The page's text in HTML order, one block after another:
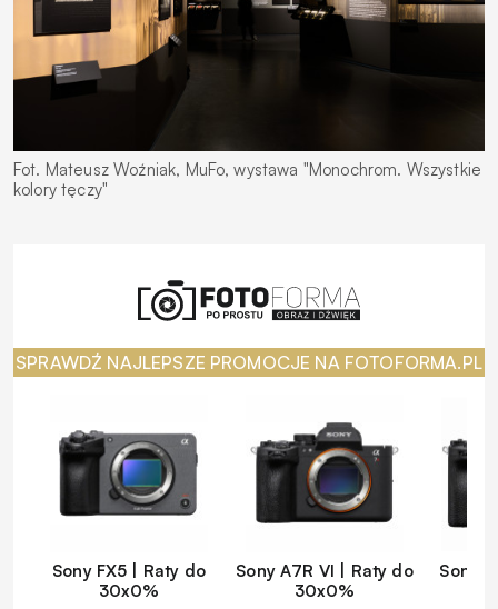
Fot. Mateusz Woźniak, MuFo, wystawa "Monochrom. Wszystkie
kolory tęczy"
SPRAWDŹ NAJLEPSZE PROMOCJE NA FOTOFORMA.PL
Sony FX5 | Raty do
30x0%
Sony A7R VI | Raty do
30x0%
Sony